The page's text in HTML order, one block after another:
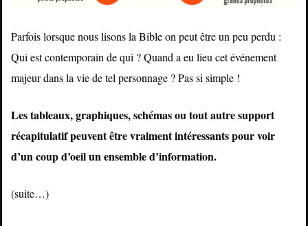
Parfois lorsque nous lisons la Bible on peut être un peu perdu :
Qui est contemporain de qui ? Quand a eu lieu cet événement
majeur dans la vie de tel personnage ? Pas si simple !
Les tableaux, graphiques, schémas ou tout autre support
récapitulatif peuvent être vraiment intéressants pour voir
d’un coup d’oeil un ensemble d’information.
(suite…)